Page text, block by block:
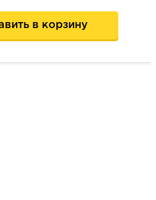
в корзину